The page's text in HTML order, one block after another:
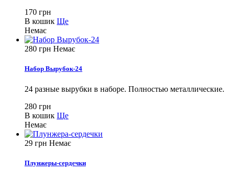
170 грн
В кошик Ще
Немає
280 грн Немає
Набор Вырубок-24
24 разные вырубки в наборе. Полностью металлические.
280 грн
В кошик Ще
Немає
29 грн Немає
Плунжеры-сердечки